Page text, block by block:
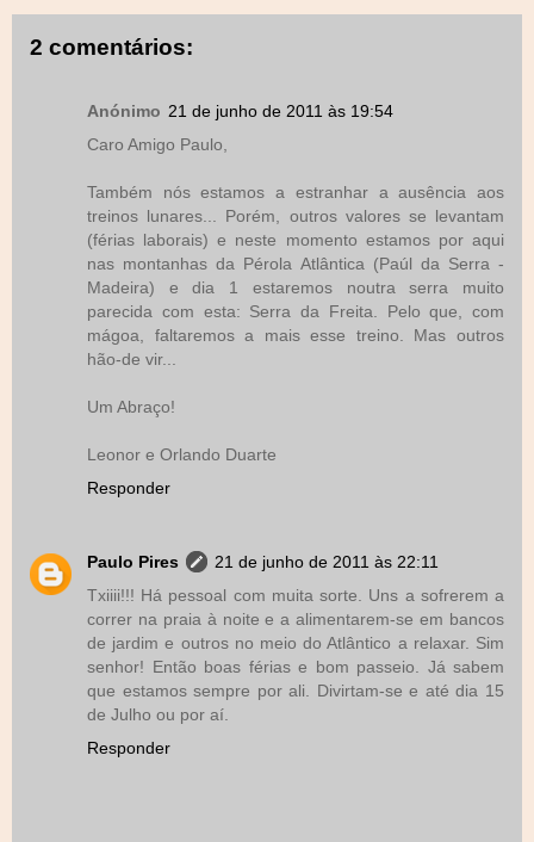
2 comentários:
Anónimo 21 de junho de 2011 às 19:54
Caro Amigo Paulo,
Também nós estamos a estranhar a ausência aos
treinos lunares... Porém, outros valores se levantam
(férias laborais) e neste momento estamos por aqui
nas montanhas da Pérola Atlântica (Paúl da Serra -
Madeira) e dia 1 estaremos noutra serra muito
parecida com esta: Serra da Freita. Pelo que, com
mágoa, faltaremos a mais esse treino. Mas outros
hão-de vir...
Um Abraço!
Leonor e Orlando Duarte
Responder
Paulo Pires
21 de junho de 2011 às 22:11
Txiiii!!! Há pessoal com muita sorte. Uns a sofrerem a
correr na praia à noite e a alimentarem-se em bancos
de jardim e outros no meio do Atlântico a relaxar. Sim
senhor! Então boas férias e bom passeio. Já sabem
que estamos sempre por ali. Divirtam-se e até dia 15
de Julho ou por aí.
Responder